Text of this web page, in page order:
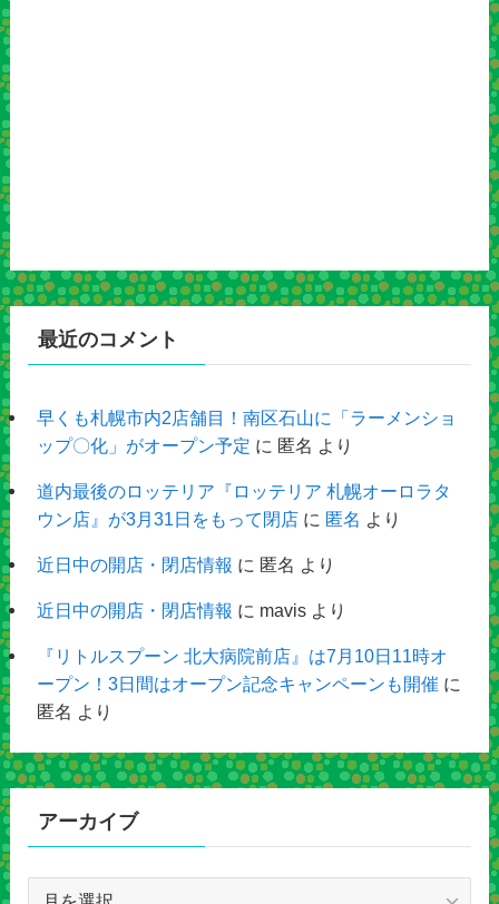
最近のコメント
早くも札幌市内2店舗目！南区石山に「ラーメンショ
ップ〇化」がオープン予定 に 匿名 より
道内最後のロッテリア『ロッテリア 札幌オーロラタ
ウン店』が3月31日をもって閉店に 匿名 より
近日中の開店・閉店情報 に 匿名 より
近日中の開店・閉店情報 に mavisより
『リトルスプーン 北大病院前店』は7月10日11時オ
ープン！3日間はオープン記念キャンペーンも開催 に
匿名 より
アーカイブ